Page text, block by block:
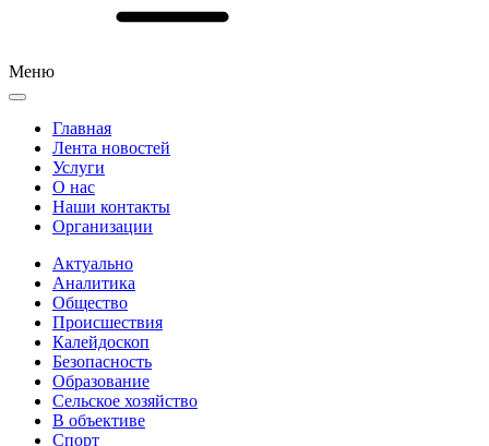
Меню
Главная
Лента новостей
Услуги
О нас
Наши контакты
Организации
Актуально
Аналитика
Общество
Происшествия
Калейдоскоп
Безопасность
Образование
Сельское хозяйство
В объективе
Спорт